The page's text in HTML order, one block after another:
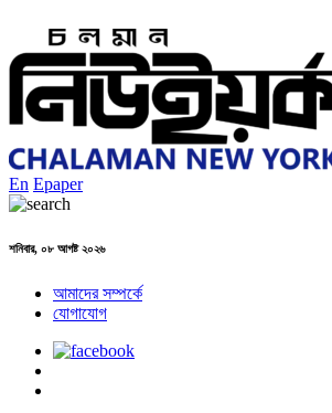
En Epaper
শনিবার, ০৮ আগষ্ট ২০২৬
আমাদের সম্পর্কে
যোগাযোগ